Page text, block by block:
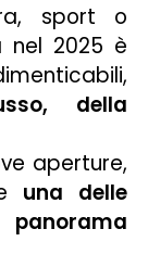
sport o
nel 2025 è
della
aperture,
una delle